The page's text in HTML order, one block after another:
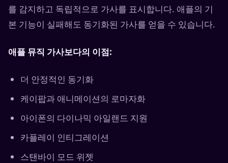
를 감지하고 독립적으로 가사를 표시합니다. 애플의 기
본 기능이 실패해도 동기화된 가사를 얻을 수 있습니다.
애플 뮤직 가사보다의 이점:
더 안정적인 동기화
케이팝과 애니메이션의 로마자화
아이폰의 다이나믹 아일랜드 지원
카플레이 인티그레이션
스탠바이 모드 위젯